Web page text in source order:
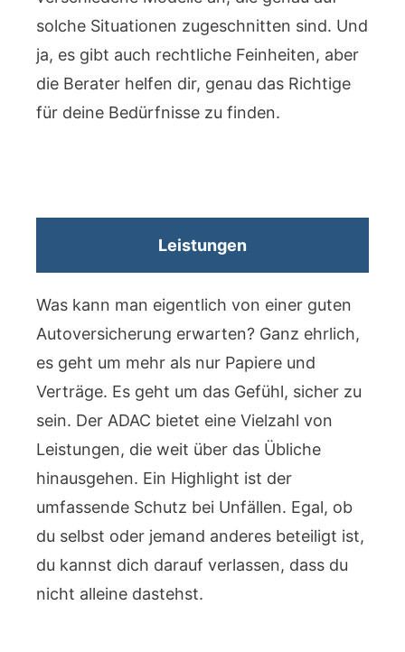
solche Situationen zugeschnitten sind. Und
ja, es gibt auch rechtliche Feinheiten, aber
die Berater helfen dir, genau das Richtige
für deine Bedürfnisse zu finden.
Leistungen
Was kann man eigentlich von einer guten
Autoversicherung erwarten? Ganz ehrlich,
es geht um mehr als nur Papiere und
Verträge. Es geht um das Gefühl, sicher zu
sein. Der ADAC bietet eine Vielzahl von
Leistungen, die weit über das Übliche
hinausgehen. Ein Highlight ist der
umfassende Schutz bei Unfällen. Egal, ob
du selbst oder jemand anderes beteiligt ist,
du kannst dich darauf verlassen, dass du
nicht alleine dastehst.